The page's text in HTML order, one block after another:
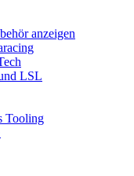
anzeigen
LSL
Tooling